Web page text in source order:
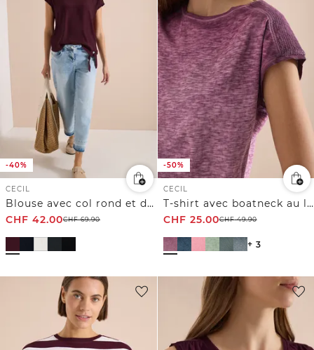
-40%
CECIL
Blouse avec col rond et détail de nœuds
CHF 42.00CHF69.90
-50%
CECIL
T-shirt avec boatneck au look garment-dye
CHF 25.00CHF49.90
+ 3